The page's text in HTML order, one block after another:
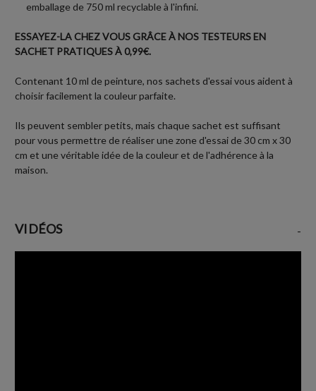
emballage de 750 ml recyclable à l'infini.
ESSAYEZ-LA CHEZ VOUS GRÂCE À NOS TESTEURS EN
SACHET PRATIQUES À 0,99€.
Contenant 10 ml de peinture, nos sachets d'essai vous aident à
choisir facilement la couleur parfaite.
Ils peuvent sembler petits, mais chaque sachet est suffisant
pour vous permettre de réaliser une zone d'essai de 30 cm x 30
cm et une véritable idée de la couleur et de l'adhérence à la
maison.
VIDÉOS -